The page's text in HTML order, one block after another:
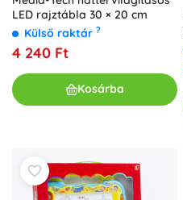
LED rajztábla 30 × 20 cm
Külső raktár ?
4 240 Ft
Kosárba